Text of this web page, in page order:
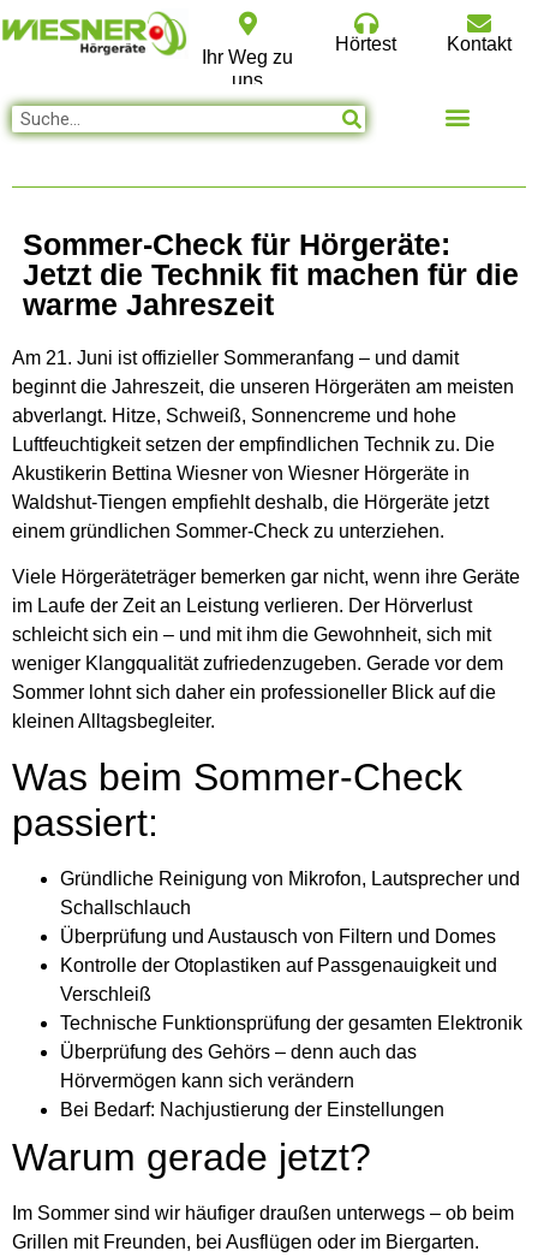
Ihr Weg zu
uns
Hörtest Kontakt
Sommer-Check für Hörgeräte:
Jetzt die Technik fit machen für die
warme Jahreszeit
Am 21. Juni ist offizieller Sommeranfang – und damit
beginnt die Jahreszeit, die unseren Hörgeräten am meisten
abverlangt. Hitze, Schweiß, Sonnencreme und hohe
Luftfeuchtigkeit setzen der empfindlichen Technik zu. Die
Akustikerin Bettina Wiesner von Wiesner Hörgeräte in
Waldshut-Tiengen empfiehlt deshalb, die Hörgeräte jetzt
einem gründlichen Sommer-Check zu unterziehen.
Viele Hörgeräteträger bemerken gar nicht, wenn ihre Geräte
im Laufe der Zeit an Leistung verlieren. Der Hörverlust
schleicht sich ein – und mit ihm die Gewohnheit, sich mit
weniger Klangqualität zufriedenzugeben. Gerade vor dem
Sommer lohnt sich daher ein professioneller Blick auf die
kleinen Alltagsbegleiter.
Was beim Sommer-Check
passiert:
Gründliche Reinigung von Mikrofon, Lautsprecher und
Schallschlauch
Überprüfung und Austausch von Filtern und Domes
Kontrolle der Otoplastiken auf Passgenauigkeit und
Verschleiß
Technische Funktionsprüfung der gesamten Elektronik
Überprüfung des Gehörs – denn auch das
Hörvermögen kann sich verändern
Bei Bedarf: Nachjustierung der Einstellungen
Warum gerade jetzt?
Im Sommer sind wir häufiger draußen unterwegs – ob beim
Grillen mit Freunden, bei Ausflügen oder im Biergarten.